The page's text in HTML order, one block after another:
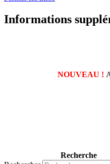
Informations
NOUVEAU !
Recherche